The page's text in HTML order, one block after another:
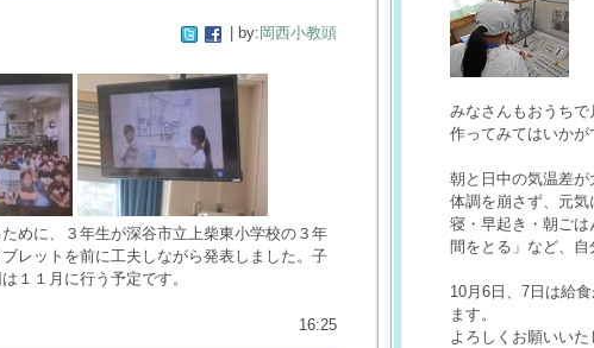
| by: 岡西小教頭
めに、３年生が深谷市立上柴東小学校の３年
レットを前に工夫しながら発表しました。子
１１月に行う予定です。
16:25
みなさんもおうち
作ってみてはいかが
朝と日中の気温差
体調を崩さず、元
寝・早起き・朝ご
間をとる」など、
10月6日、7日は給
ます。
よろしくお願いいた